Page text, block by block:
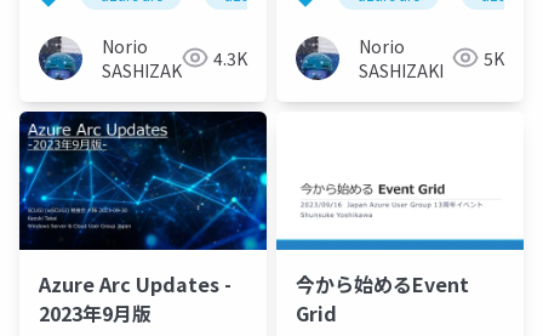
Center modernized
gateway (preview) -
Windows Admin
Center 2311
Norio
SASHIZAKI
4.3K
Management of
Azure Arc Enabled
Servers
Norio
SASHIZAKI
5K
Azure Arc Updates -
2023年9月版
今から始めるEvent
Grid